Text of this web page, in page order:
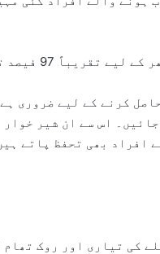
تحفظ فراہم کرتی ہیں۔
کرنے کے لیے ضروری ہے
جائیں۔ اس سے ان شیر
افراد بھی تحفظ پاتے
کی تیاری اور روک تھام